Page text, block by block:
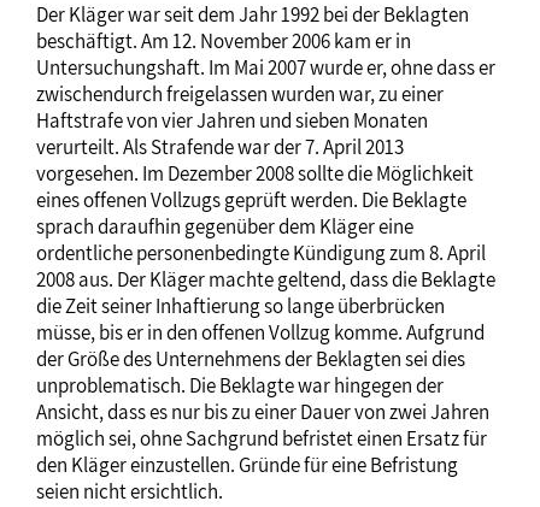
Der Kläger war seit dem Jahr 1992 bei der Beklagten
beschäftigt. Am 12. November 2006 kam er in
Untersuchungshaft. Im Mai 2007 wurde er, ohne dass er
zwischendurch freigelassen wurden war, zu einer
Haftstrafe von vier Jahren und sieben Monaten
verurteilt. Als Strafende war der 7. April 2013
vorgesehen. Im Dezember 2008 sollte die Möglichkeit
eines offenen Vollzugs geprüft werden. Die Beklagte
sprach daraufhin gegenüber dem Kläger eine
ordentliche personenbedingte Kündigung zum 8. April
2008 aus. Der Kläger machte geltend, dass die Beklagte
die Zeit seiner Inhaftierung so lange überbrücken
müsse, bis er in den offenen Vollzug komme. Aufgrund
der Größe des Unternehmens der Beklagten sei dies
unproblematisch. Die Beklagte war hingegen der
Ansicht, dass es nur bis zu einer Dauer von zwei Jahren
möglich sei, ohne Sachgrund befristet einen Ersatz für
den Kläger einzustellen. Gründe für eine Befristung
seien nicht ersichtlich.